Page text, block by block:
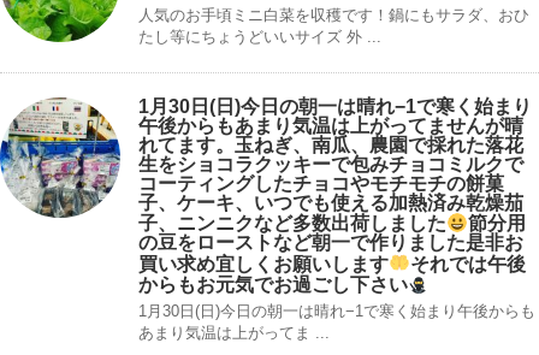
人気のお手頃ミニ白菜を収穫です！鍋にもサラダ、おひ
たし等にちょうどいいサイズ 外 ...
1月30日(日)今日の朝一は晴れ−1で寒く始まり
午後からもあまり気温は上がってませんが晴
れてます。玉ねぎ、南瓜、農園で採れた落花
生をショコラクッキーで包みチョコミルクで
コーティングしたチョコやモチモチの餅菓
子、ケーキ、いつでも使える加熱済み乾燥茄
子、ニンニクなど多数出荷しました
節分用
の豆をローストなど朝一で作りました是非お
買い求め宜しくお願いします
それでは午後
からもお元気でお過ごし下さい
1月30日(日)今日の朝一は晴れ−1で寒く始まり午後からも
あまり気温は上がってま ...